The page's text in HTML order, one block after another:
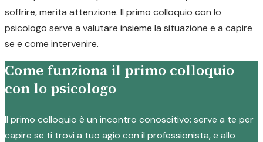
soffrire, merita attenzione. Il primo colloquio con lo
psicologo serve a valutare insieme la situazione e a capire
se e come intervenire.
Come funziona il primo colloquio
con lo psicologo
Il primo colloquio è un incontro conoscitivo: serve a te per
capire se ti trovi a tuo agio con il professionista, e allo